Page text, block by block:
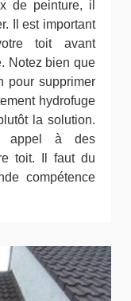
de peinture, il
Il est important
toit avant
Notez bien que
pour supprimer
hydrofuge
la solution.
appel à des
toit. Il faut du
compétence